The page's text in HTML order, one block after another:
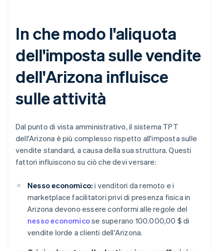
In che modo l'aliquota
dell'imposta sulle vendite
dell'Arizona influisce
sulle attività
Dal punto di vista amministrativo, il sistema TPT
dell'Arizona è più complesso rispetto all'imposta sulle
vendite standard, a causa della sua struttura. Questi
fattori influiscono su ciò che devi versare:
Nesso economico: i venditori da remoto e i
marketplace facilitatori privi di presenza fisica in
Arizona devono essere conformi alle regole del
nesso economicose superano 100.000,00 $ di
vendite lorde a clienti dell'Arizona.